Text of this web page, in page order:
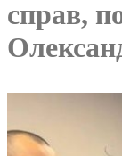
справ,